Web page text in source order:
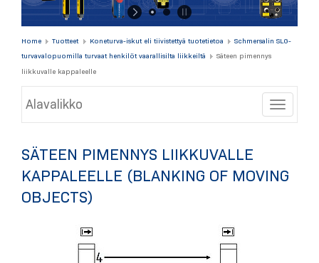
Saat lisätietoja
napsauttamalla
tästä.
Home Tuotteet Koneturva-iskut eli tiivistettyä tuotetietoa
Schmersalin SLG-
turvavalopuomilla turvaat henkilöt vaarallisilta liikkeiltä
Säteen pimennys
liikkuvalle kappaleelle
Toggle
Alavalikko
SÄTEEN PIMENNYS LIIKKUVALLE
KAPPALEELLE (BLANKING OF MOVING
OBJECTS)